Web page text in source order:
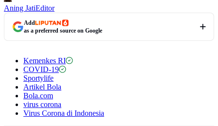
Aning JatiEditor
Add
as a preferred source on Google
Kemenkes RI
COVID-19
Sportylife
Artikel Bola
Bola.com
virus corona
Virus Corona di Indonesia